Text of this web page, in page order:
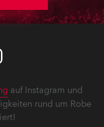
auf Instagram und
rund um Robe